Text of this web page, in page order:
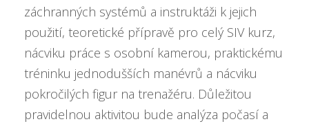
záchranných systémů a instruktáži k jejich
použití, teoretické přípravě pro celý SIV kurz,
nácviku práce s osobní kamerou, praktickému
tréninku jednodušších manévrů a nácviku
pokročilých figur na trenažéru. Důležitou
pravidelnou aktivitou bude analýza počasí a